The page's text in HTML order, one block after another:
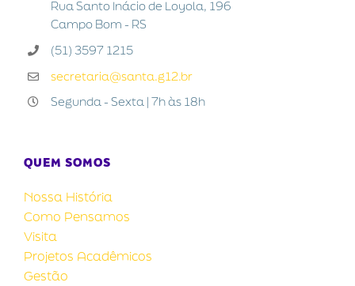
Rua Santo Inácio de Loyola, 196
Campo Bom - RS
(51) 3597 1215
secretaria@santa.g12.br
Segunda - Sexta | 7h às 18h
QUEM SOMOS
Nossa História
Como Pensamos
Visita
Projetos Acadêmicos
Gestão